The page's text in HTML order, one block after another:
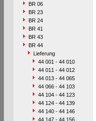
BR 06
BR 23
BR 24
BR 41
BR 43
BR 44
Lieferung
44 001 - 44 010
44 011 - 44 012
44 013 - 44 065
44 066 - 44 103
44 104 - 44 123
44 124 - 44 139
44 140 - 44 146
44 147 - 44 156